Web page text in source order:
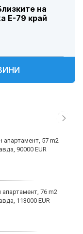
на
Е-79 край
апартамент, 57 m2
90000 EUR
76 m2
113000 EUR